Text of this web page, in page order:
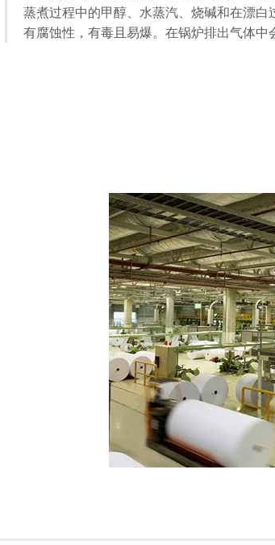
蒸煮过程中的甲醇、水蒸汽、烧碱和在漂
有腐蚀性，有毒且易爆。在锅炉排出气体中